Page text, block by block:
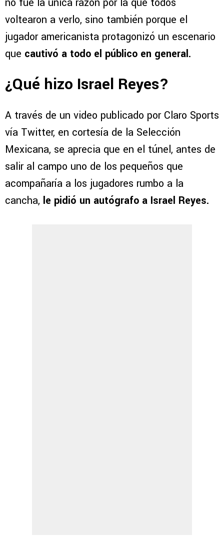
voltearon a verlo, sino también porque el
jugador americanista protagonizó un escenario
que cautivó a todo el público en general.
¿Qué hizo Israel Reyes?
A través de un video publicado por Claro Sports
vía Twitter, en cortesía de la Selección
Mexicana, se aprecia que en el túnel, antes de
salir al campo uno de los pequeños que
acompañaría a los jugadores rumbo a la
cancha, le pidió un autógrafo a Israel Reyes.